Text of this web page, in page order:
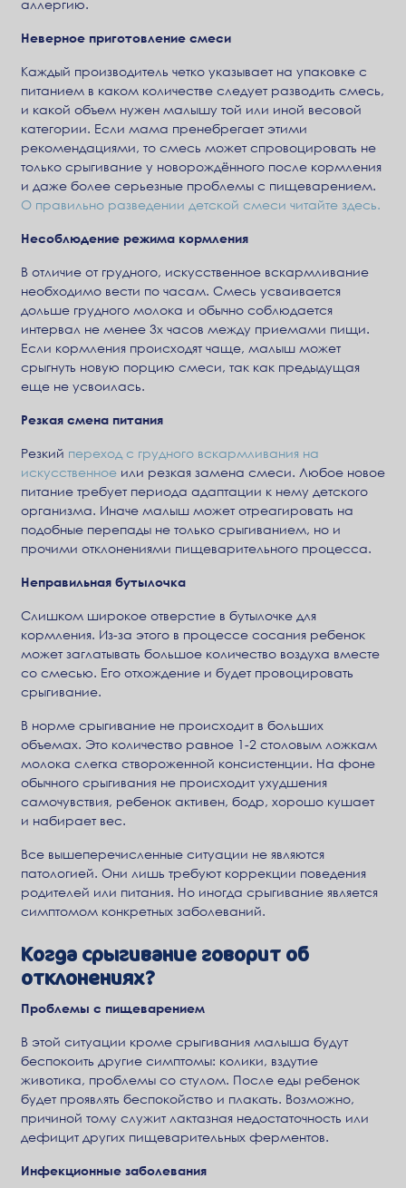
аллергию.
Неверное приготовление смеси
Каждый производитель четко указывает на упаковке с
питанием в каком количестве следует разводить смесь,
и какой объем нужен малышу той или иной весовой
категории. Если мама пренебрегает этими
рекомендациями, то смесь может спровоцировать не
только срыгивание у новорождённого после кормления
и даже более серьезные проблемы с пищеварением.
О правильно разведении детской смеси читайте здесь.
Несоблюдение режима кормления
В отличие от грудного, искусственное вскармливание
необходимо вести по часам. Смесь усваивается
дольше грудного молока и обычно соблюдается
интервал не менее 3х часов между приемами пищи.
Если кормления происходят чаще, малыш может
срыгнуть новую порцию смеси, так как предыдущая
еще не усвоилась.
Резкая смена питания
Резкий переход с грудного вскармливания на
искусственное или резкая замена смеси. Любое новое
питание требует периода адаптации к нему детского
организма. Иначе малыш может отреагировать на
подобные перепады не только срыгиванием, но и
прочими отклонениями пищеварительного процесса.
Неправильная бутылочка
Слишком широкое отверстие в бутылочке для
кормления. Из-за этого в процессе сосания ребенок
может заглатывать большое количество воздуха вместе
со смесью. Его отхождение и будет провоцировать
срыгивание.
В норме срыгивание не происходит в больших
объемах. Это количество равное 1-2 столовым ложкам
молока слегка створоженной консистенции. На фоне
обычного срыгивания не происходит ухудшения
самочувствия, ребенок активен, бодр, хорошо кушает
и набирает вес.
Все вышеперечисленные ситуации не являются
патологией. Они лишь требуют коррекции поведения
родителей или питания. Но иногда срыгивание является
симптомом конкретных заболеваний.
Когда срыгивание говорит об
отклонениях?
Проблемы с пищеварением
В этой ситуации кроме срыгивания малыша будут
беспокоить другие симптомы: колики, вздутие
животика, проблемы со стулом. После еды ребенок
будет проявлять беспокойство и плакать. Возможно,
причиной тому служит лактазная недостаточность или
дефицит других пищеварительных ферментов.
Инфекционные заболевания